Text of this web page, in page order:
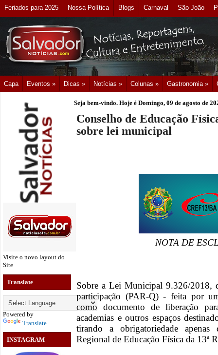
Feriados para 2025 Nossa Política Blogs Carnaval São João
Capa Eventos » Dicas » Notícias » Colunas » Gastronomia »
Visite o novo layout do
Site
Translate
Powered by
Translate
INSTAGRAM
Seja bem-vindo. Hoje é Domingo, 09 de agosto de
Conselho de Educação
sobre lei municipal
NOTA DE
Sobre a Lei Municipal 9.326/2018,
participação (PAR-Q) - feita por
como documento de liberação
academias e outros espaços
tirando a obrigatoriedade
Regional de Educação Física da 13ª